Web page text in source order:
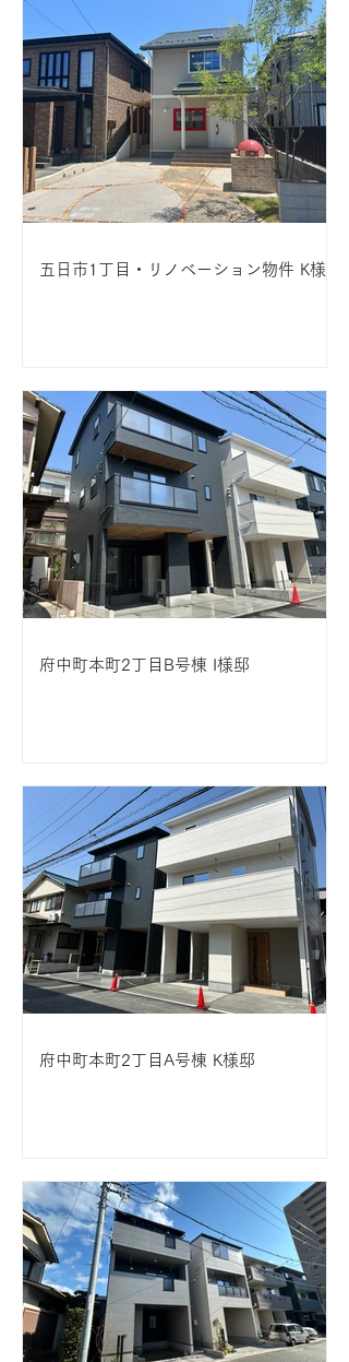
五日市1丁目・リノベーション物件 K様邸
府中町本町2丁目B号棟 I様邸
府中町本町2丁目A号棟 K様邸